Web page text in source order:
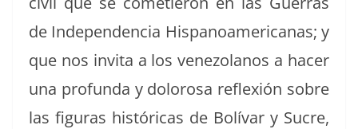
de Inde­pen­den­cia His­panoamer­i­canas; y
que nos invi­ta a los vene­zolanos a hac­er
una pro­fun­da y dolorosa reflex­ión sobre
las fig­uras históri­c­as de Bolí­var y Sucre,